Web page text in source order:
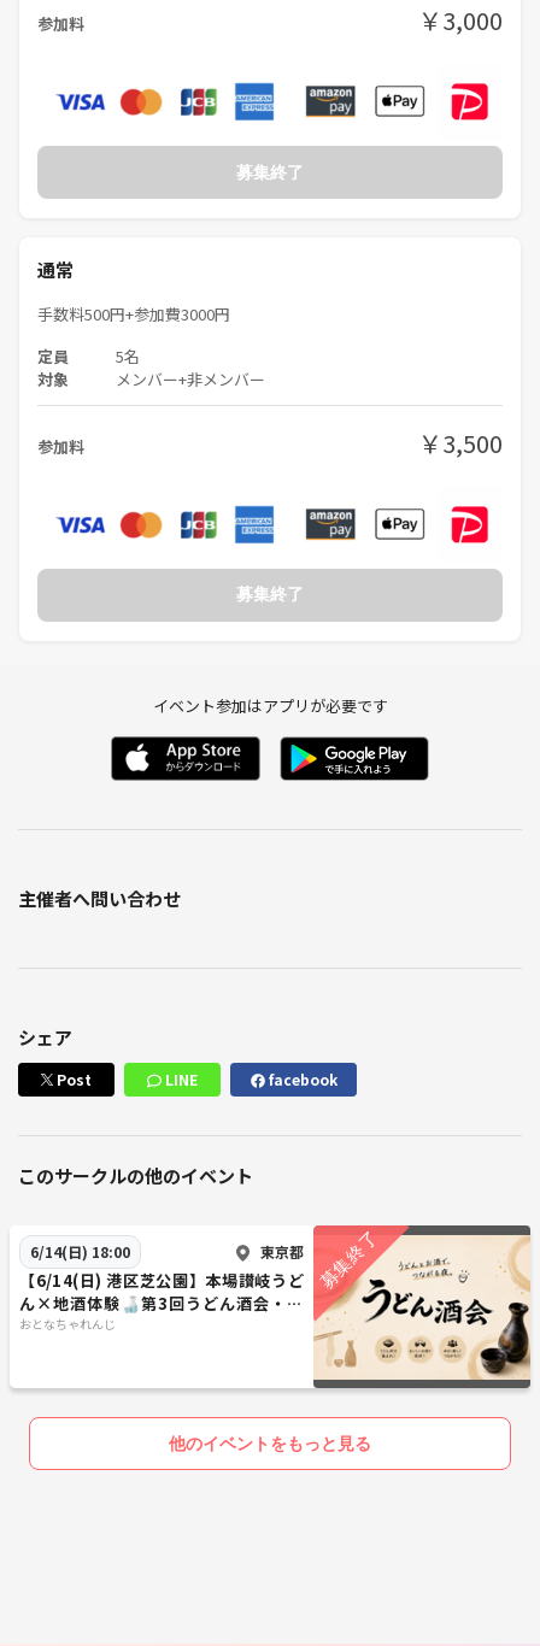
参加料 ￥3,000
募集終了
通常
手数料500円+参加費3000円
定員 5名
対象 メンバー+非メンバー
参加料 ￥3,500
募集終了
イベント参加はアプリが必要です
主催者へ問い合わせ
シェア
Post LINE facebook
このサークルの他のイベント
6/14(日) 18:00 東京都
【6/14(日) 港区芝公園】本場讃岐うど
ん×地酒体験🍶第3回うどん酒会・初
参加大歓迎
おとなちゃれんじ
他のイベントをもっと見る